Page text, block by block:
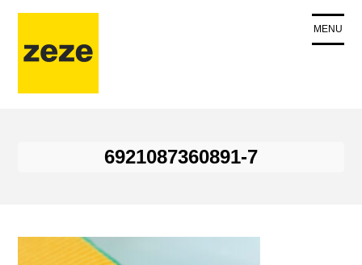
MENU
6921087360891-7